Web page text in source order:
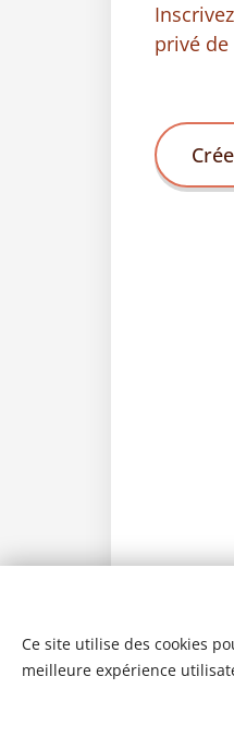
privé de
Ce site utilise des cookies
meilleure expérience